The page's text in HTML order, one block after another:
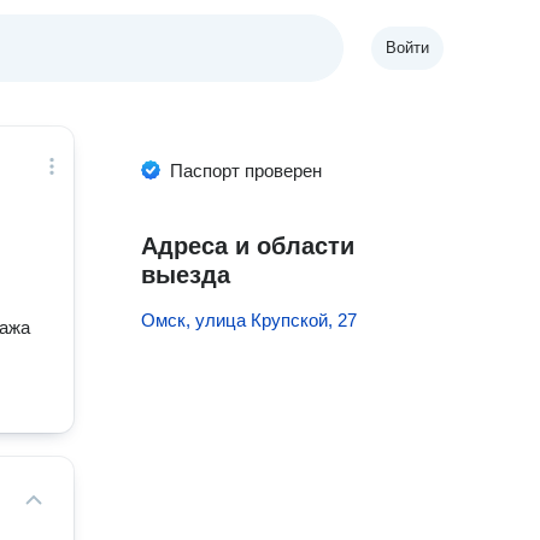
Войти
Паспорт проверен
Адреса и области
выезда
Омск, улица Крупской, 27